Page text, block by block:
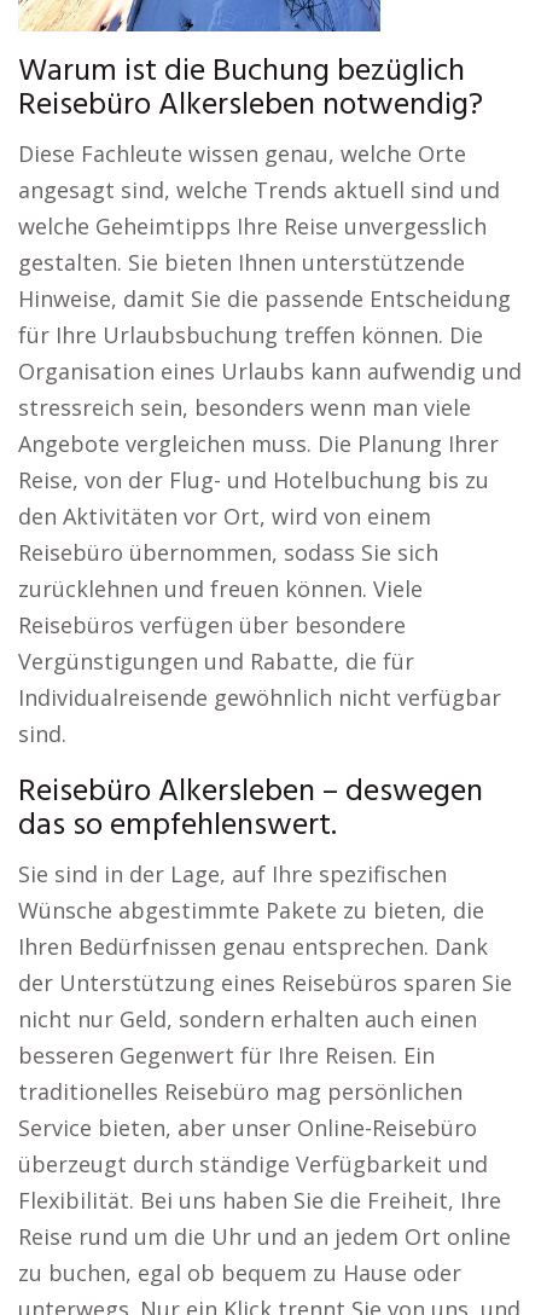
Warum ist die Buchung bezüglich
Reisebüro Alkersleben notwendig?
Diese Fachleute wissen genau, welche Orte
angesagt sind, welche Trends aktuell sind und
welche Geheimtipps Ihre Reise unvergesslich
gestalten. Sie bieten Ihnen unterstützende
Hinweise, damit Sie die passende Entscheidung
für Ihre Urlaubsbuchung treffen können. Die
Organisation eines Urlaubs kann aufwendig und
stressreich sein, besonders wenn man viele
Angebote vergleichen muss. Die Planung Ihrer
Reise, von der Flug- und Hotelbuchung bis zu
den Aktivitäten vor Ort, wird von einem
Reisebüro übernommen, sodass Sie sich
zurücklehnen und freuen können. Viele
Reisebüros verfügen über besondere
Vergünstigungen und Rabatte, die für
Individualreisende gewöhnlich nicht verfügbar
sind.
Reisebüro Alkersleben – deswegen
das so empfehlenswert.
Sie sind in der Lage, auf Ihre spezifischen
Wünsche abgestimmte Pakete zu bieten, die
Ihren Bedürfnissen genau entsprechen. Dank
der Unterstützung eines Reisebüros sparen Sie
nicht nur Geld, sondern erhalten auch einen
besseren Gegenwert für Ihre Reisen. Ein
traditionelles Reisebüro mag persönlichen
Service bieten, aber unser Online-Reisebüro
überzeugt durch ständige Verfügbarkeit und
Flexibilität. Bei uns haben Sie die Freiheit, Ihre
Reise rund um die Uhr und an jedem Ort online
zu buchen, egal ob bequem zu Hause oder
unterwegs. Nur ein Klick trennt Sie von uns, und